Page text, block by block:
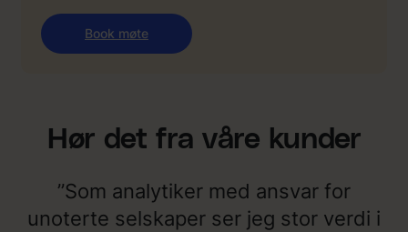
Book møte
Hør det fra våre kunder
”Som analytiker med ansvar for
unoterte selskaper ser jeg stor verdi i